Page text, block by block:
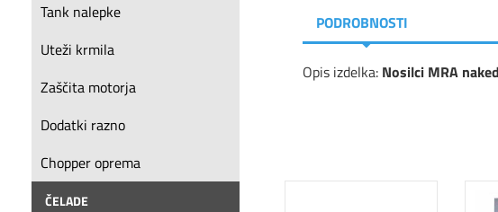
Tank nalepke
Uteži krmila
Zaščita motorja
Dodatki razno
Chopper oprema
ČELADE
PODROBNOSTI
Opis izdelka: Nosilci MRA